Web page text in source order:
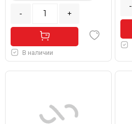
- +
В наличии
-